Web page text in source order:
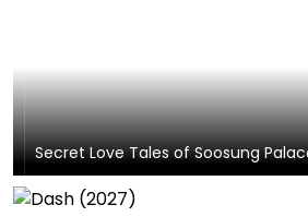
Secret Love Tales of Soosung